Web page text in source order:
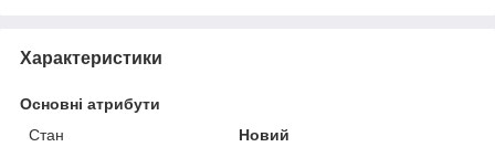
Характеристики
Основні атрибути
Стан
Новий